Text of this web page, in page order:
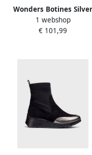
Wonders Botines Silver
Negros Color: Negro
Dames
1 webshop
€ 101,99